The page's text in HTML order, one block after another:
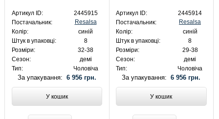
Артикул ID:
2445915
Постачальник:
Resalsa
Колір:
синій
Штук в упаковці:
8
Розміри:
32-38
Сезон:
демі
Тип:
Чоловіча
За упакування: 6 956 грн.
У кошик
Артикул ID:
2445914
Постачальник:
Resalsa
Колір:
синій
Штук в упаковці:
8
Розміри:
29-38
Сезон:
демі
Тип:
Чоловіча
За упакування:6 956 грн.
У кошик